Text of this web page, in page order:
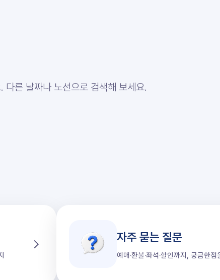
다른 날짜나 노선으로 검색해 보세요.
자주 묻는 질문
예매·환불·좌석·할인까지, 궁금한